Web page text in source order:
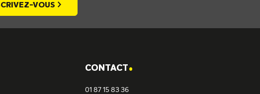
VOUS
CONTACT.
01 87 15 83 36